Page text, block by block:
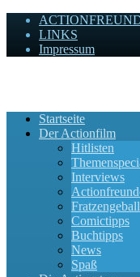
LINKS
Impressum
Startseite
Der Actionfilm
Hitlisten
Interviews
Comictipps
Buchtipps
News
Spaß